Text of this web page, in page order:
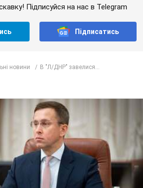
розкрив деталі
студентських стипендій
т.
ракет
в липні: у
цифру
в умовах дефіциту